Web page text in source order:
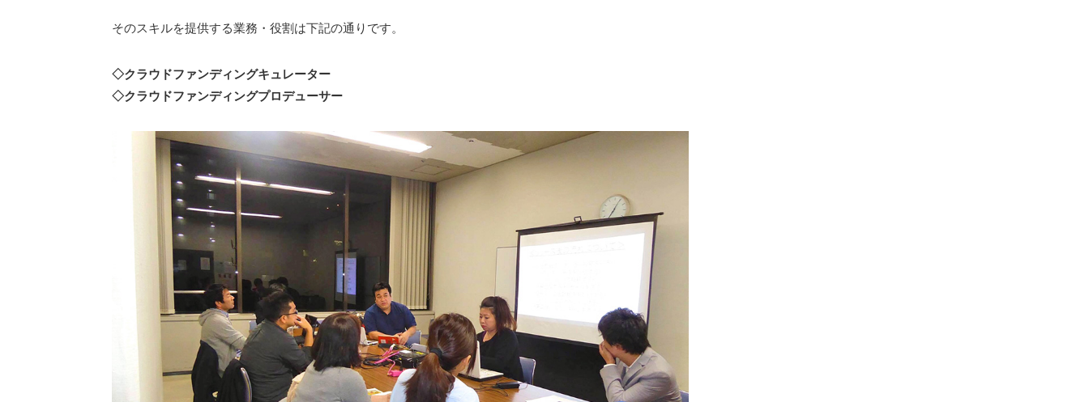
そのスキルを提供する業務・役割は下記の通りです。
◇クラウドファンディングキュレーター
◇クラウドファンディングプロデューサー